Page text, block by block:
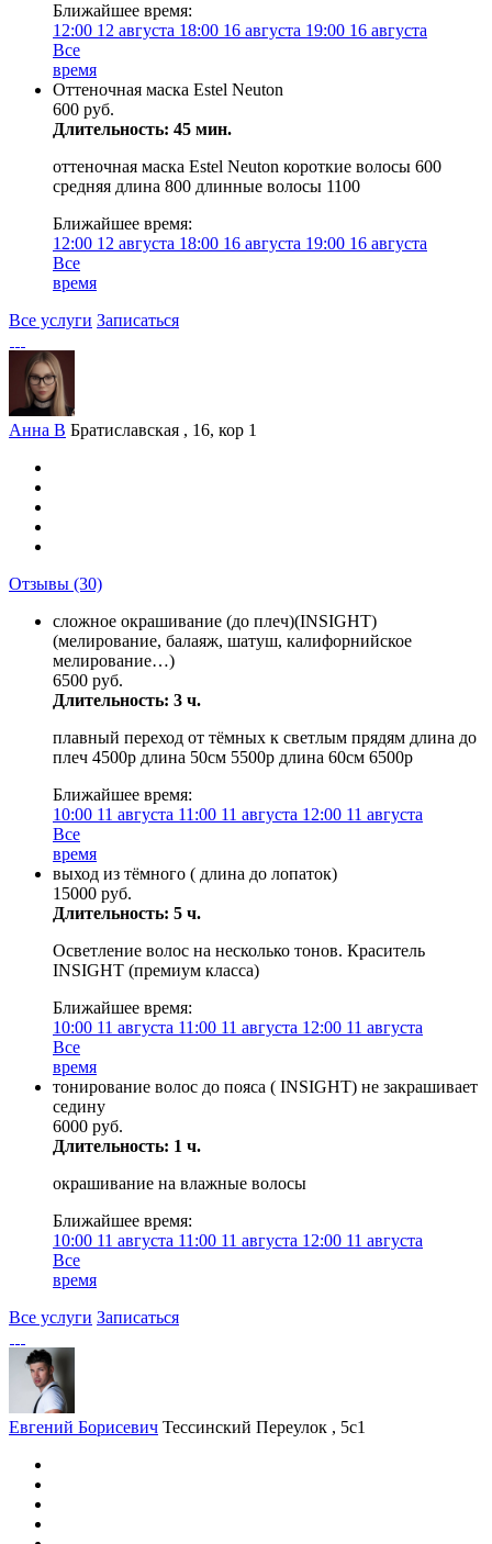
Ближайшее время:
12:00 12 августа 18:00 16 августа 19:00 16 августа
Все
время
Оттеночная маска Estel Neuton
600 руб.
Длительность: 45 мин.
оттеночная маска Estel Neuton короткие волосы 600
средняя длина 800 длинные волосы 1100
Ближайшее время:
12:00 12 августа 18:00 16 августа 19:00 16 августа
Все
время
Все услуги Записаться
Анна В Братиславская , 16, кор 1
Отзывы (30)
сложное окрашивание (до плеч)(INSIGHT)
(мелирование, балаяж, шатуш, калифорнийское
мелирование…)
6500 руб.
Длительность: 3 ч.
плавный переход от тёмных к светлым прядям длина до
плеч 4500р длина 50см 5500р длина 60см 6500р
Ближайшее время:
10:00 11 августа 11:00 11 августа 12:00 11 августа
Все
время
выход из тёмного ( длина до лопаток)
15000 руб.
Длительность: 5 ч.
Осветление волос на несколько тонов. Краситель
INSIGHT (премиум класса)
Ближайшее время:
10:00 11 августа 11:00 11 августа 12:00 11 августа
Все
время
тонирование волос до пояса ( INSIGHT) не закрашивает
седину
6000 руб.
Длительность: 1 ч.
окрашивание на влажные волосы
Ближайшее время:
10:00 11 августа 11:00 11 августа 12:00 11 августа
Все
время
Все услуги Записаться
Евгений Борисевич Тессинский Переулок , 5с1